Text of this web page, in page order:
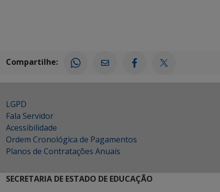
Compartilhe:
LGPD
Fala Servidor
Acessibilidade
Ordem Cronológica de Pagamentos
Planos de Contratações Anuais
SECRETARIA DE ESTADO DE EDUCAÇÃO